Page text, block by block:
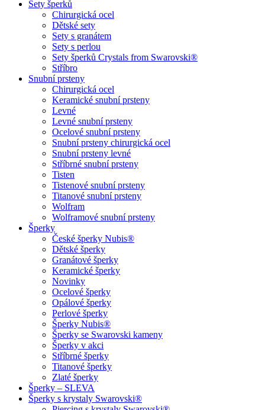
Sety šperků
Chirurgická ocel
Dětské sety
Sety s granátem
Sety s perlou
Sety šperků Crystals from Swarovski®
Stříbro
Snubní prsteny
Chirurgická ocel
Keramické snubní prsteny
Levné
Levné snubní prsteny
Ocelové snubní prsteny
Snubní prsteny chirurgická ocel
Snubní prsteny levné
Stříbrné snubní prsteny
Tisten
Tistenové snubní prsteny
Titanové snubní prsteny
Wolfram
Wolframové snubní prsteny
Šperky
České šperky Nubis®
Dětské šperky
Granátové šperky
Keramické šperky
Novinky
Ocelové šperky
Opálové šperky
Perlové šperky
Šperky Nubis®
Šperky se Swarovski kameny
Šperky v akci
Stříbrné šperky
Titanové šperky
Zlaté šperky
Šperky – SLEVA
Šperky s krystaly Swarovski®